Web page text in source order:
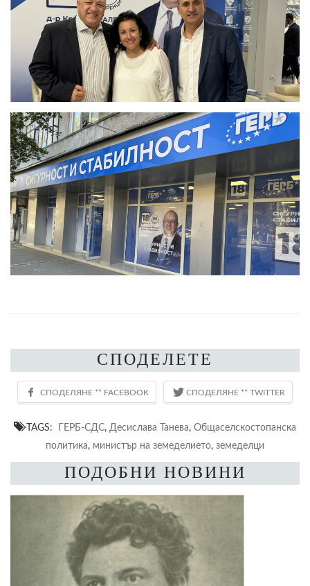
СПОДЕЛЕТЕ
TAGS: ГЕРБ-СДС, Десислава Танева, Общаселскостопанска
политика, министър на земеделието, земеделци
ПОДОБНИ НОВИНИ